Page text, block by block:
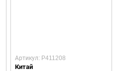
Артикул: P411208
Китай